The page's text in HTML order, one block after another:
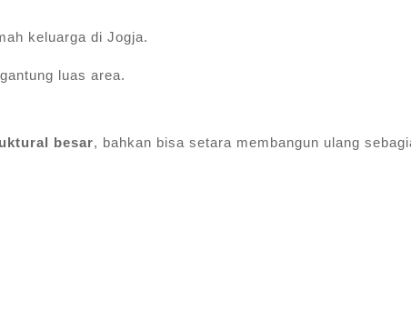
keluarga di Jogja.
luas area.
besar, bahkan bisa setara membangun ulang